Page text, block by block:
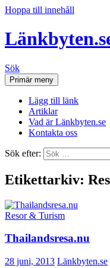
Hoppa till innehåll
Sök
Primär meny
Lägg till länk
Artiklar
Vad är Länkbyten.se
Kontakta oss
Sök efter:
Etikettarkiv:
Resor & Turism
Thailandsresa.nu
28 juni, 2013 Länkbyten.se